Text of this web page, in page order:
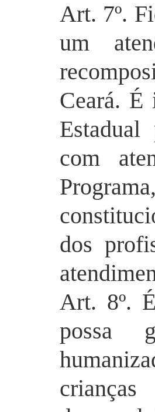
Art. 7º.
um
Ceará. É
Estadual
com
dos
Art. 8º.
possa